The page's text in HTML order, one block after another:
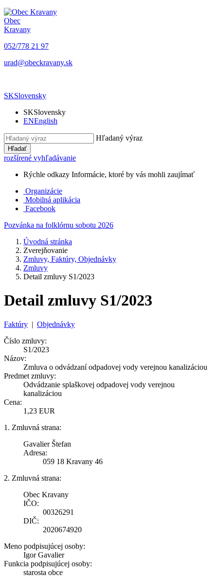
Obec
Kravany
052/778 21 97
urad@obeckravany.sk
SKSlovensky
SKSlovensky
ENEnglish
Hľadaný výraz
Hľadať
rozšírené vyhľadávanie
Rýchle odkazy Informácie, ktoré by vás mohli zaujímať
Organizácie
Mobilná aplikácia
Facebook
Pozvánka na folklórnu sobotu 2026
Úvodná stránka
Zverejňovanie
Zmluvy, Faktúry, Objednávky
Zmluvy
Detail zmluvy S1/2023
Detail zmluvy S1/2023
Faktúry | Objednávky
Číslo zmluvy:
S1/2023
Názov:
Zmluva o odvádzaní odpadovej vody verejnou kanalizáciou
Predmet zmluvy:
Odvádzanie splaškovej odpadovej vody verejnou
kanalizáciou
Cena:
1,23 EUR
1. Zmluvná strana:
Gavalier Štefan
Adresa:
059 18 Kravany 46
2. Zmluvná strana:
Obec Kravany
IČO:
00326291
DIČ:
2020674920
Meno podpisujúcej osoby:
Igor Gavalier
Funkcia podpisujúcej osoby:
starosta obce